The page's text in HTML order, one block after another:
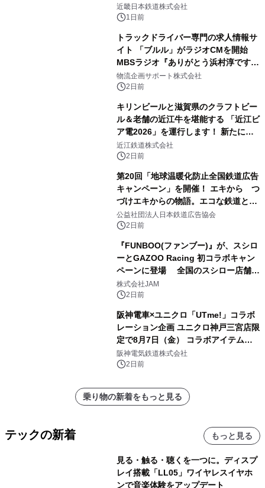
近畿日本鉄道株式会社
1日前
トラックドライバー専門の求人情報サ
イト 「ブルル」がラジオCMを開始
MBSラジオ『ありがとう浜村淳です』
にて8月1日(土)より
物流企画サポート株式会社
2日前
キリンビールと滋賀県のクラフトビー
ル＆老舗の近江牛を堪能する 「近江ビ
ア電2026」を運行します！ 新たに
「長濱浪漫ビール」が参加！キリン一
番搾り飲み放題が復活！
近江鉄道株式会社
2日前
第20回「地球温暖化防止全国鉄道広告
キャンペーン」を開催！ エキから つ
づけエキからの物語。エコな鉄道とと
もに。
公益社団法人日本鉄道広告協会
2日前
『FUNBOO(ファンブー)』が、スシロ
ーとGAZOO Racing 初コラボキャン
ペーンに登場 全国のスシロー店舗で
GR 4車種の FUNBOO(ミニカー)付き
メニューが展開されます
株式会社JAM
2日前
阪神電車×ユニクロ「UTme!」コラボ
レーション企画 ユニクロ神戸三宮店限
定で8月7日（金） コラボアイテムが
発売決定！
阪神電気鉄道株式会社
2日前
乗り物の新着をもっと見る
テックの新着 もっと見る
見る・触る・聴くを一つに。ディスプ
レイ搭載「LL05」ワイヤレスイヤホ
ンで音楽体験をアップデート